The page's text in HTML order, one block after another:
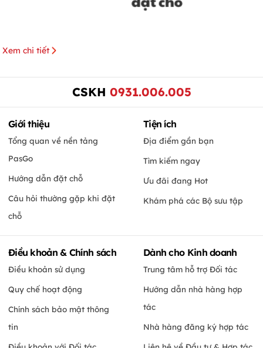
Xem chi tiết
CSKH 0931.006.005
Giới thiệu
Tổng quan về nền tảng
PasGo
Hướng dẫn đặt chỗ
Câu hỏi thường gặp khi đặt
chỗ
Tiện ích
Địa điểm gần bạn
Tìm kiếm ngay
Ưu đãi đang Hot
Khám phá các Bộ sưu tập
Điều khoản & Chính sách
Điều khoản sử dụng
Quy chế hoạt động
Chính sách bảo mật thông
tin
Dành cho Kinh doanh
Trung tâm hỗ trợ Đối tác
Hướng dẫn nhà hàng hợp
tác
Nhà hàng đăng ký hợp tác